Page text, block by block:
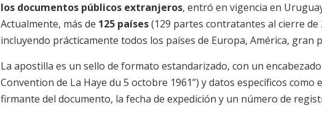
los documentos públicos extranjeros, entró en vigencia en
Actualmente, más de 125 países(129 partes contratantes al cierre de
incluyendo prácticamente todos los países de Europa, América, gran
La apostilla es un sello de formato estandarizado, con un
Convention de La Haye du 5 octobre 1961”) y datos específicos como
firmante del documento, la fecha de expedición y un número de